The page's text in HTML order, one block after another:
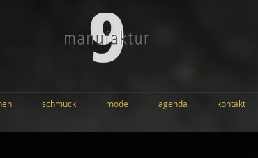
schmuck mode agenda kontakt